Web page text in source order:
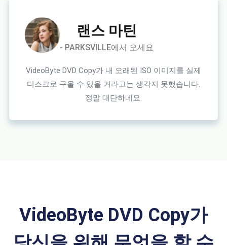
랜스 마틴
- PARKSVILLE에서 오세요
VideoByte DVD Copy가 내 오래된 ISO 이미지를 실제
디스크로 구울 수 있을 거라고는 생각지 못했습니다.
정말 대단하네요.
VideoByte DVD Copy가